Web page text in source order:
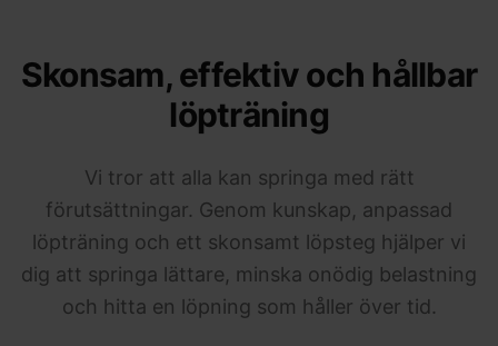
Skonsam, effektiv och hållbar
löpträning
Vi tror att alla kan springa med rätt
förutsättningar. Genom kunskap, anpassad
löpträning och ett skonsamt löpsteg hjälper vi
dig att springa lättare, minska onödig belastning
och hitta en löpning som håller över tid.